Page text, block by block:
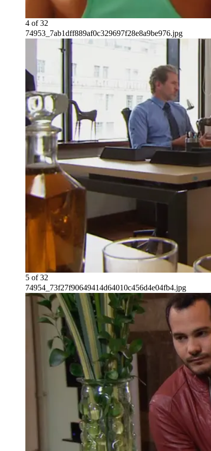
4 of32
74953_7ab1dff889af0c329697f28e8a9be976.jpg
5 of32
74954_73f27f90649414d64010c456d4e04fb4.jpg